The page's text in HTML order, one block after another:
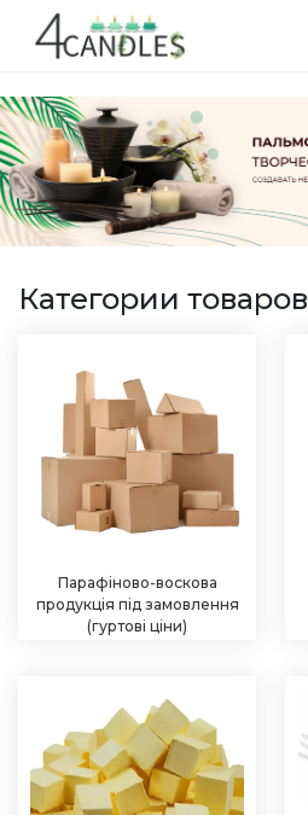
Категории товаров
Парафіново-воскова
продукція під замовлення
(гуртові ціни)